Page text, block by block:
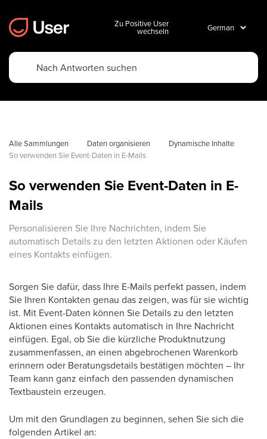
Zu Positive User
wechseln
Alle Sammlungen Daten organisieren
Dynamische Inhalte
So verwenden Sie Event-Daten in E-Mails
So verwenden Sie Event-Daten in E-
Mails
Personalisieren Sie Ihre Nachrichten, indem Sie
automatisch Details zu den letzten Aktionen oder Käufen
eines Kontakts einfügen.
Sorgen Sie dafür, dass Ihre E-Mails perfekt passen, indem
Sie Ihren Kontakten genau das zeigen, was für sie wichtig
ist. Mit Event-Daten können Sie Details zu den letzten
Aktionen eines Kontakts automatisch in Ihre Nachricht
einfügen. Egal, ob Sie die kürzliche Produktnutzung
zusammenfassen, an einen abgebrochenen Warenkorb
erinnern oder Beratungsdetails bestätigen möchten – Ihr
Team kann ganz einfach den passenden dynamischen
Textbaustein erzeugen.
Um mit den Grundlagen zu beginnen, sehen Sie sich die
folgenden Artikel an: